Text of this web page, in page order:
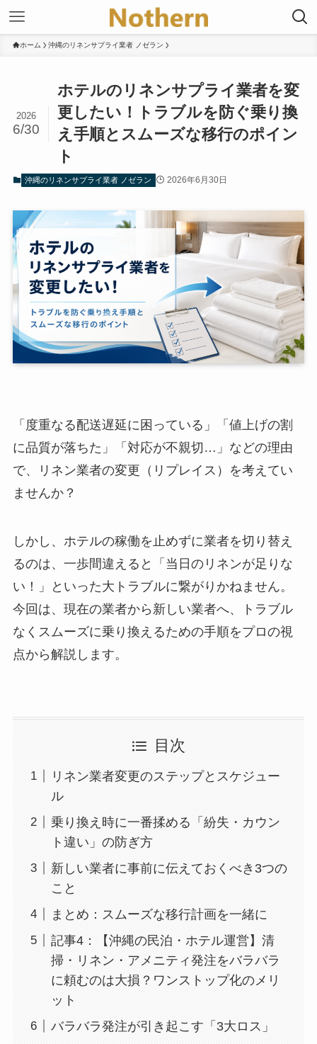
ホーム 沖縄のリネンサプライ業者 ノゼラン
ホテルのリネンサプライ業者を変
更したい！トラブルを防ぐ乗り換
え手順とスムーズな移行のポイン
ト
2026
6/30
沖縄のリネンサプライ業者 ノゼラン 2026年6月30日
「度重なる配送遅延に困っている」「値上げの割
に品質が落ちた」「対応が不親切…」などの理由
で、リネン業者の変更（リプレイス）を考えてい
ませんか？
しかし、ホテルの稼働を止めずに業者を切り替え
るのは、一歩間違えると「当日のリネンが足りな
い！」といった大トラブルに繋がりかねません。
今回は、現在の業者から新しい業者へ、トラブル
なくスムーズに乗り換えるための手順をプロの視
点から解説します。
目次
リネン業者変更のステップとスケジュー
ル
乗り換え時に一番揉める「紛失・カウン
ト違い」の防ぎ方
新しい業者に事前に伝えておくべき3つの
こと
まとめ：スムーズな移行計画を一緒に
記事4：【沖縄の民泊・ホテル運営】清
掃・リネン・アメニティ発注をバラバラ
に頼むのは大損？ワンストップ化のメリ
ット
バラバラ発注が引き起こす「3大ロス」